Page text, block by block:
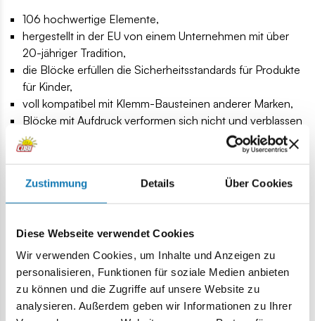
Zustimmung Details Über Cookies
Diese Webseite verwendet Cookies
Wir verwenden Cookies, um Inhalte und Anzeigen zu
personalisieren, Funktionen für soziale Medien anbieten
zu können und die Zugriffe auf unsere Website zu
analysieren. Außerdem geben wir Informationen zu Ihrer
106 hochwertige Elemente,
hergestellt in der EU von einem Unternehmen mit über
20-jähriger Tradition,
die Blöcke erfüllen die Sicherheitsstandards für Produkte
für Kinder,
voll kompatibel mit Klemm-Bausteinen anderer Marken,
Blöcke mit Aufdruck verformen sich nicht und verblassen
nicht beim Spielen oder unter Temperatureinfluss,
klare und intuitive Anleitung basierend auf Zeichnungen
ausgestellt unter der Originallizenz von Maserati,
bewegliche Räder sorgen für großen Spaß mit dem
Fahrzeugmodell: Maserati Levante GTS.
Abmessungen der Box (L x B x H): 17 x 14 x 4,5 cm.
Abmessungen des Modells (L x B x H): 14,5 cm (5,7) x 6,5
cm (2,6") x 5 cm (2")